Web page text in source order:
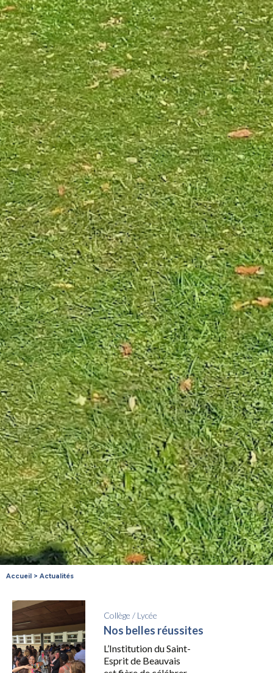
Accueil > Actualités
Collège / Lycée
Nos belles réussites
L’Institution du Saint-
Esprit de Beauvais